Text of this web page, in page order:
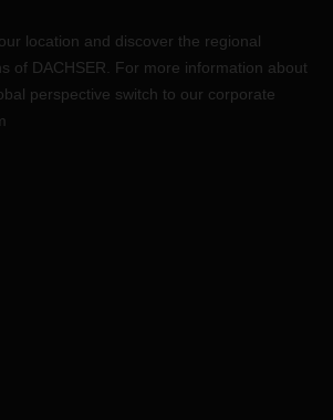
location and discover the regional
of DACHSER. For more information about
perspective switch to our corporate